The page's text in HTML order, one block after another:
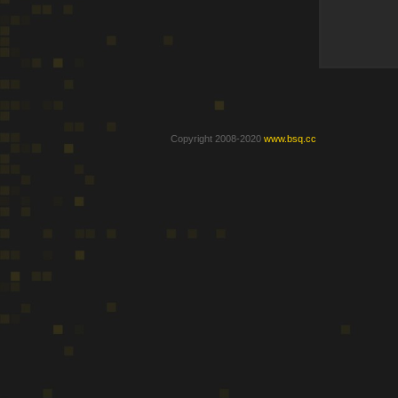
Copyright 2008-2020 www.bsq.cc